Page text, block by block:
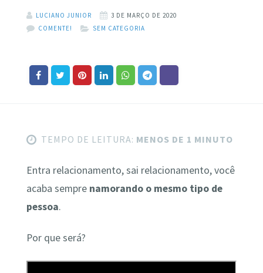
LUCIANO JUNIOR
3 DE MARÇO DE 2020
COMENTE!
SEM CATEGORIA
TEMPO DE LEITURA: MENOS DE 1 MINUTO
Entra relacionamento, sai relacionamento, você
acaba sempre namorando o mesmo tipo de
pessoa.
Por que será?